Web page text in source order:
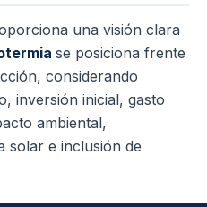
una visión clara
se posiciona frente
considerando
inversión inicial, gasto
ambiental,
solar e inclusión de